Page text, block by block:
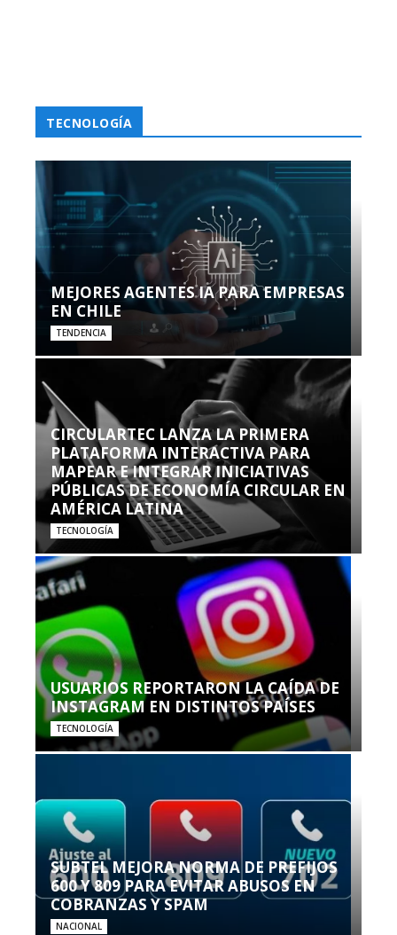
TECNOLOGÍA
MEJORES AGENTES IA PARA EMPRESAS
EN CHILE
TENDENCIA
CIRCULARTEC LANZA LA PRIMERA
PLATAFORMA INTERACTIVA PARA
MAPEAR E INTEGRAR INICIATIVAS
PÚBLICAS DE ECONOMÍA CIRCULAR EN
AMÉRICA LATINA
TECNOLOGÍA
USUARIOS REPORTARON LA CAÍDA DE
INSTAGRAM EN DISTINTOS PAÍSES
TECNOLOGÍA
SUBTEL MEJORA NORMA DE PREFIJOS
600 Y 809 PARA EVITAR ABUSOS EN
COBRANZAS Y SPAM
NACIONAL